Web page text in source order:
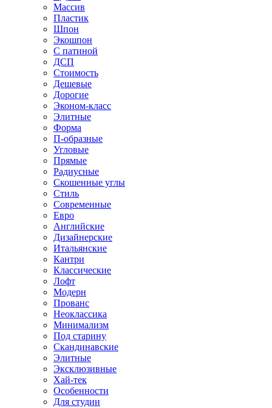
Массив
Пластик
Шпон
Экошпон
С патиной
ДСП
Стоимость
Дешевые
Дорогие
Эконом-класс
Элитные
Форма
П-образные
Угловые
Прямые
Радиусные
Скошенные углы
Стиль
Современные
Евро
Английские
Дизайнерские
Итальянские
Кантри
Классические
Лофт
Модерн
Прованс
Неоклассика
Минимализм
Под старину
Скандинавские
Элитные
Эксклюзивные
Хай-тек
Особенности
Для студии